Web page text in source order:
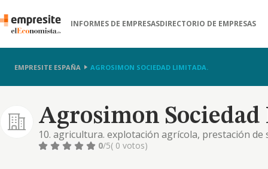
INFORMES DE EMPRESASDIRECTORIO DE EMPRESAS
EMPRESITE ESPAÑA AGROSIMON SOCIEDAD LIMITADA.
Agrosimon
10. agricultura. explotación agrícola, prestación
de fincas rústicas
0/5( 0 votos)